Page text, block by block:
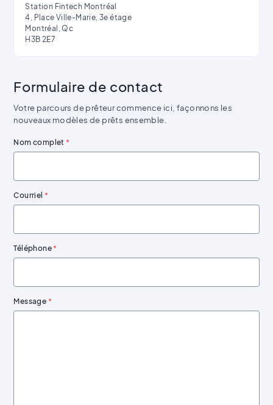
Station Fintech Montréal
4, Place Ville-Marie, 3e étage
Montréal, Qc
H3B 2E7
Formulaire de contact
Votre parcours de prêteur commence ici, façonnons les
nouveaux modèles de prêts ensemble.
Nom complet *
Courriel *
Téléphone *
Message *